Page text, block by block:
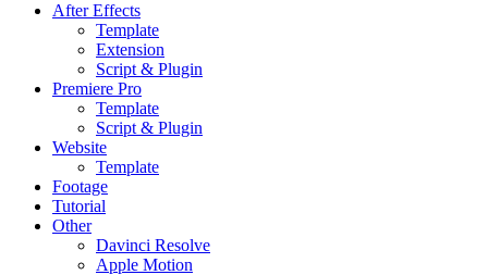
After Effects
Template
Extension
Script & Plugin
Premiere Pro
Template
Script & Plugin
Website
Template
Footage
Tutorial
Other
Davinci Resolve
Apple Motion